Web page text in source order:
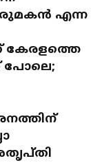
എന്ന
കേരളത്തെ
പോലെ;